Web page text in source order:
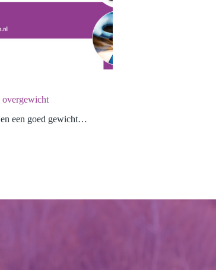
overgewicht
een goed gewicht…